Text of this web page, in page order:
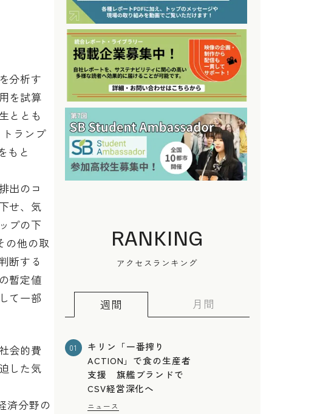
分析す
を試算
ととも
ランプ
もと
出のコ
せ、気
プの下
の他の取
断する
暫定値
て一部
会的費
した気
済分野の
RANKING
アクセスランキング
週間 月間
01
キリン「一番搾り
ACTION」で食の生産者
支援 旗艦ブランドで
CSV経営深化へ
ニュース